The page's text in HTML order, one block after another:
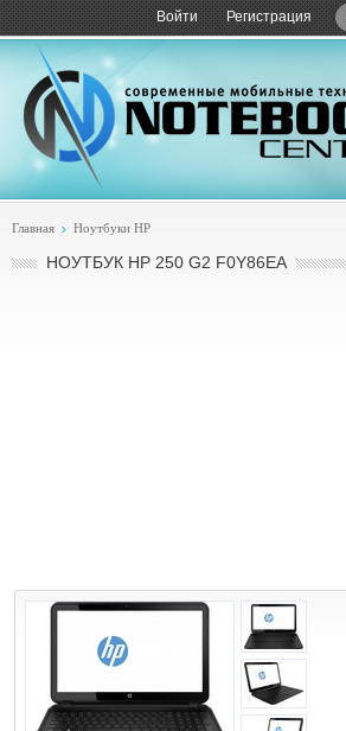
Войти Регистрация
Пример:купить HP 250 G2 F0Y86EA
Главная Ноутбуки HP
НОУТБУК HP 250 G2 F0Y86EA